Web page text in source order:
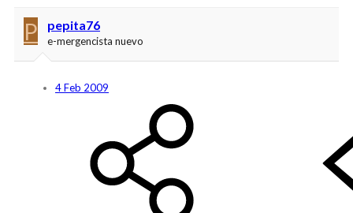
P pepita76
e-mergencista nuevo
4 Feb 2009